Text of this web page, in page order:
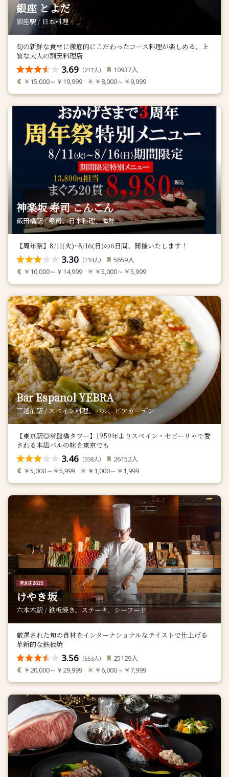
銀座 とよだ
銀座駅 / 日本料理
旬の新鮮な食材に徹底的にこだわったコース料理が楽しめる、上
質な大人の割烹料理店
3.69 （217人） 10937人
￥15,000～￥19,999 ￥8,000～￥9,999
神楽坂 寿司 こんこん
飯田橋駅 / 寿司、日本料理、海鮮
【周年祭】8/11(火)~8/16(日)の6日間、開催いたします！
3.30 （134人） 5659人
￥10,000～￥14,999 ￥5,000～￥5,999
Bar Espanol YEBRA
三越前駅 / スペイン料理、バル、ビアガーデン
【東京駅◎常盤橋タワー】1959年よりスペイン・セビーリャで愛
される本店バルの味を東京でも
3.46 （338人） 26152人
￥5,000～￥5,999 ￥1,000～￥1,999
けやき坂
六本木駅 / 鉄板焼き、ステーキ、シーフード
厳選された旬の食材をインターナショナルなテイストで仕上げる
革新的な鉄板焼
3.56 （553人） 25129人
￥20,000～￥29,999 ￥6,000～￥7,999